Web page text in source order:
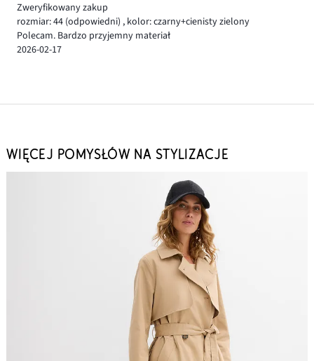
Zweryfikowany zakup
rozmiar: 44 (odpowiedni) , kolor: czarny+cienisty zielony
Polecam. Bardzo przyjemny materiał
2026-02-17
WIĘCEJ POMYSŁÓW NA STYLIZACJE